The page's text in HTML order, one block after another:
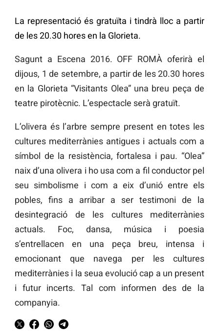
La representació és gratuïta i tindrà lloc a partir
de les 20.30 hores en la Glorieta.
Sagunt a Escena 2016. OFF ROMÀ oferirà el
dijous, 1 de setembre, a partir de les 20.30 hores
en la Glorieta “Visitants Olea” una breu peça de
teatre pirotècnic. L’espectacle serà gratuït.
L’olivera és l’arbre sempre present en totes les
cultures mediterrànies antigues i actuals com a
símbol de la resistència, fortalesa i pau. “Olea”
naix d’una olivera i ho usa com a fil conductor pel
seu simbolisme i com a eix d’unió entre els
pobles, fins a arribar a ser testimoni de la
desintegració de les cultures mediterrànies
actuals. Foc, dansa, música i poesia
s’entrellacen en una peça breu, intensa i
emocionant que navega per les cultures
mediterrànies i la seua evolució cap a un present
i futur incerts. Tal com informen des de la
companyia.